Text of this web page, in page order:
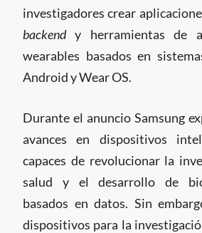
investigadores crear
backendy herramientas de
wearables basados en
Android y Wear OS.
Durante el anuncio Samsung
avances en dispositivos
capaces de revolucionar la
salud y el desarrollo de
basados en datos. Sin
dispositivos para la